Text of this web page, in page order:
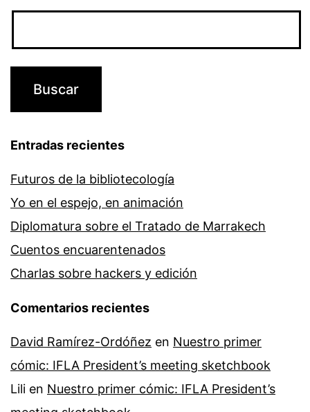
Entradas recientes
Futuros de la bibliotecología
Yo en el espejo, en animación
Diplomatura sobre el Tratado de Marrakech
Cuentos encuarentenados
Charlas sobre hackers y edición
Comentarios recientes
David Ramírez-Ordóñez en Nuestro primer
cómic: IFLA President’s meeting sketchbook
Lili en Nuestro primer cómic: IFLA President’s